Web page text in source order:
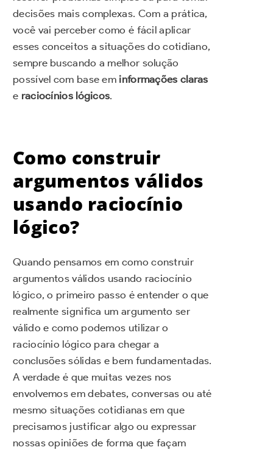
decisões mais complexas. Com a prática,
você vai perceber como é fácil aplicar
esses conceitos a situações do cotidiano,
sempre buscando a melhor solução
possível com base eminformações claras
e raciocínios lógicos.
Como construir
argumentos válidos
usando raciocínio
lógico?
Quando pensamos em como construir
argumentos válidos usando raciocínio
lógico, o primeiro passo é entender o que
realmente significa um argumento ser
válido e como podemos utilizar o
raciocínio lógico para chegar a
conclusões sólidas e bem fundamentadas.
A verdade é que muitas vezes nos
envolvemos em debates, conversas ou até
mesmo situações cotidianas em que
precisamos justificar algo ou expressar
nossas opiniões de forma que façam